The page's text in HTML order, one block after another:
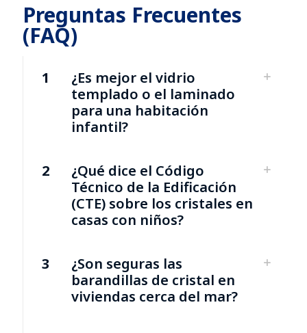
Preguntas Frecuentes
(FAQ)
1
¿Es mejor el vidrio
templado o el laminado
para una habitación
infantil?
2
¿Qué dice el Código
Técnico de la Edificación
(CTE) sobre los cristales en
casas con niños?
3
¿Son seguras las
barandillas de cristal en
viviendas cerca del mar?